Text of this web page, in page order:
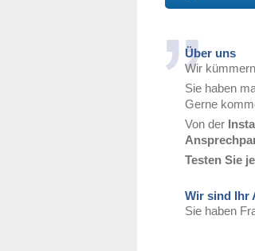
Über uns
Wir
Sie haben
Gerne
Von der
Testen Sie
Wir sind Ihr
Sie haben